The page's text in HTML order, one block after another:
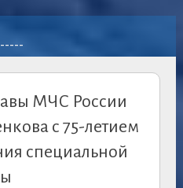
МЧС России
с 75-летием
специальной